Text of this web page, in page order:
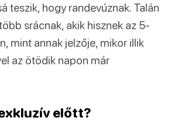
teszik, hogy randevúznak. Talán
srácnak, akik hisznek az 5-
mint annak jelzője, mikor illik
az ötödik napon már
előtt?